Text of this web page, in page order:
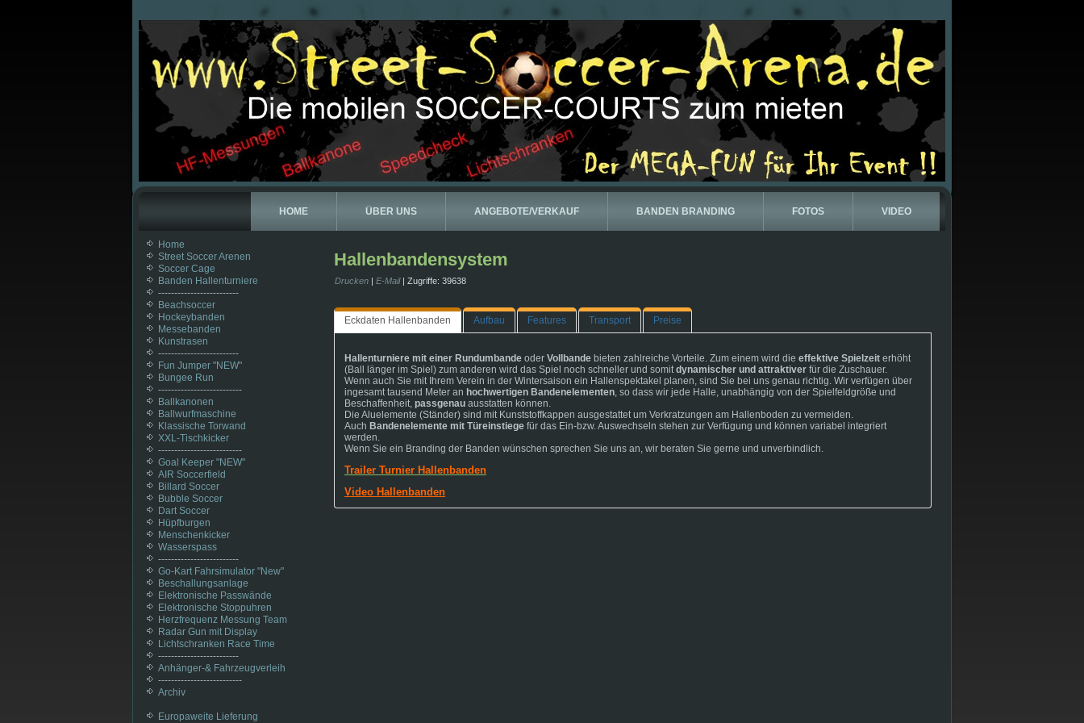
HOME ÜBER UNS ANGEBOTE/VERKAUF BANDEN BRANDING FOTOS VIDEO
Home
Street Soccer Arenen
Soccer Cage
Banden Hallenturniere
-------------------------
Beachsoccer
Hockeybanden
Messebanden
Kunstrasen
-------------------------
Fun Jumper "NEW"
Bungee Run
--------------------------
Ballkanonen
Ballwurfmaschine
Klassische Torwand
XXL-Tischkicker
--------------------------
Goal Keeper "NEW"
AIR Soccerfield
Billard Soccer
Bubble Soccer
Dart Soccer
Hüpfburgen
Menschenkicker
Wasserspass
-------------------------
Go-Kart Fahrsimulator "New"
Beschallungsanlage
Elektronische Passwände
Elektronische Stoppuhren
Herzfrequenz Messung Team
Radar Gun mit Display
Lichtschranken Race Time
-------------------------
Anhänger-& Fahrzeugverleih
--------------------------
Archiv
Europaweite Lieferung
Hallenbandensystem
Drucken | E-Mail| Zugriffe: 39638
Eckdaten Hallenbanden Aufbau Features Transport Preise
Hallenturniere mit einer Rundumbande oder Vollbande bieten zahlreiche Vorteile. Zum einem wird die effektive Spielzeit erhöht
(Ball länger im Spiel) zum anderen wird das Spiel noch schneller und somitdynamischer und attraktiver für die Zuschauer.
Wenn auch Sie mit Ihrem Verein in der Wintersaison ein Hallenspektakel planen, sind Sie bei uns genau richtig. Wir verfügen über
ingesamt tausend Meter an hochwertigen Bandenelementen, so dass wir jede Halle, unabhängig von der Spielfeldgröße und
Beschaffenheit, passgenau ausstatten können.
Die Aluelemente (Ständer) sind mit Kunststoffkappen ausgestattet um Verkratzungen am Hallenboden zu vermeiden.
Auch Bandenelemente mit Türeinstiege für das Ein-bzw. Auswechseln stehen zur Verfügung und können variabel integriert
werden.
Wenn Sie ein Branding der Banden wünschen sprechen Sie uns an, wir beraten Sie gerne und unverbindlich.
Trailer Turnier Hallenbanden
Video Hallenbanden